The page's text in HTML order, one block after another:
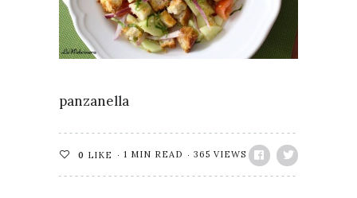
ÚNETE A LA NEWSLETTER
RECOMENDACIONES
panzanella
0 LIKE 1 MIN READ 365 VIEWS